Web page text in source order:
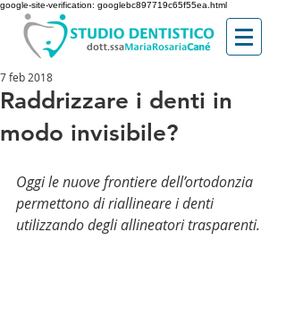
google-site-verification: googlebc897719c65f55ea.html
Raddrizzare i denti in
modo invisibile?
7 feb 2018
Oggi le nuove frontiere dell’ortodonzia
permettono di riallineare i denti
utilizzando degli allineatori trasparenti.